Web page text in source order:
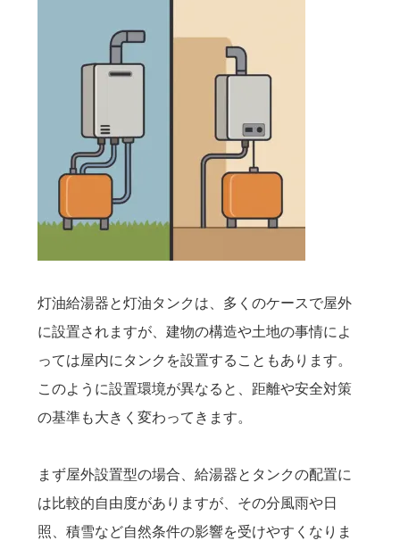
灯油給湯器と灯油タンクは、多くのケースで屋外
に設置されますが、建物の構造や土地の事情によ
っては屋内にタンクを設置することもあります。
このように設置環境が異なると、距離や安全対策
の基準も大きく変わってきます。
まず屋外設置型の場合、給湯器とタンクの配置に
は比較的自由度がありますが、その分風雨や日
照、積雪など自然条件の影響を受けやすくなりま